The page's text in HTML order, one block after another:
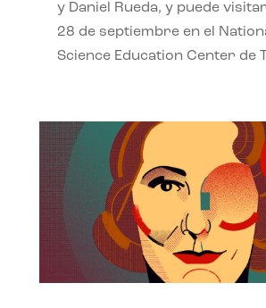
y Daniel Rueda, y puede
28 de septiembre en el
Science Education Center de